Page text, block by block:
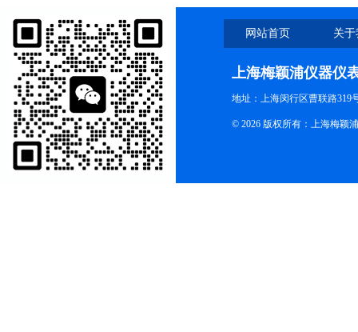
网站首页 关
上海梅颖浦仪器仪
地址：上海闵行区曹联路319
© 2026 版权所有：上海梅颖